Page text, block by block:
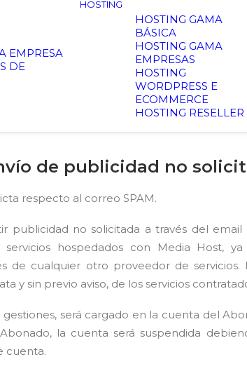
EMPRESA
DE
HOSTING
HOSTING GAMA
BÁSICA
HOSTING GAMA
EMPRESAS
HOSTING
WORDPRESS E
ECOMMERCE
HOSTING RESELLER
de publicidad no
respecto al correo SPAM.
publicidad no solicitada a través del
hospedados con Media Host,
de cualquier otro proveedor de
y sin previo aviso, de los servicios
será cargado en la cuenta del
la cuenta será suspendida
cuenta.